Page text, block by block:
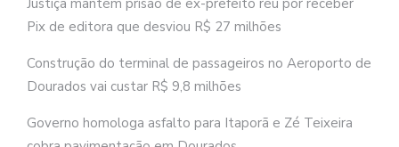
Pix de editora que desviou R$ 27 milhões
Construção do terminal de passageiros no Aeroporto de
Dourados vai custar R$ 9,8 milhões
Governo homologa asfalto para Itaporã e Zé Teixeira